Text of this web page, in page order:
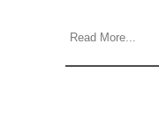
Read More...